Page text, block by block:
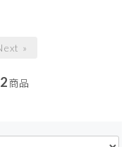
»
商品